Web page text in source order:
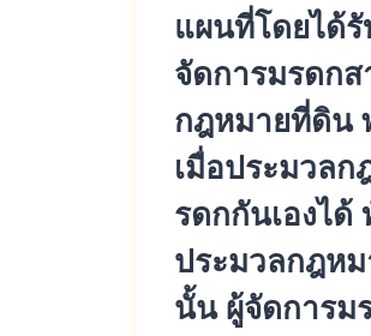
แผนที่โดยได้
จัดการมรดก
กฎหมายที่ดิน
เมื่อประมวล
รดกกันเองไ
ประมวลกฎห
นั้น ผู้จัดการม